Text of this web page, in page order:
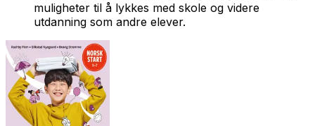
muligheter til å lykkes med skole og videre
utdanning som andre elever.